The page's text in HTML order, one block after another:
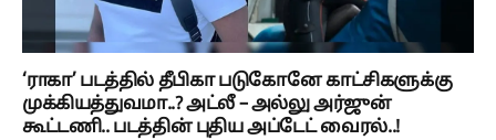
‘ராகா’ படத்தில் தீபிகா படுகோனே காட்சிகளுக்கு
முக்கியத்துவமா..? அட்லீ – அல்லு அர்ஜுன்
கூட்டணி.. படத்தின் புதிய அப்டேட் வைரல்..!